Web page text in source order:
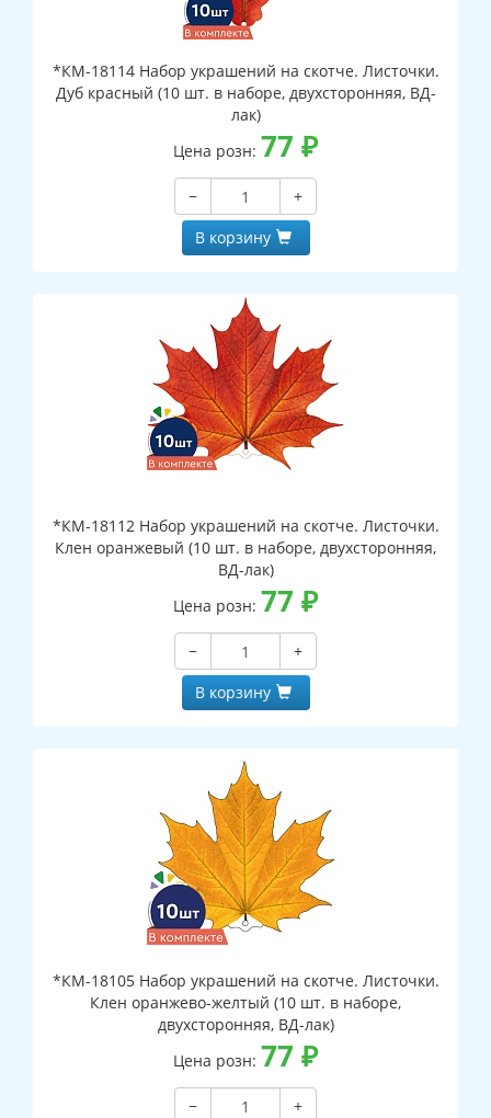
*КМ-18114 Набор украшений на скотче. Листочки.
Дуб красный (10 шт. в наборе, двухсторонняя, ВД-
лак)
Цена розн: 77 ₽
−
+
В корзину
*КМ-18112 Набор украшений на скотче. Листочки.
Клен оранжевый (10 шт. в наборе, двухсторонняя,
ВД-лак)
Цена розн: 77 ₽
−
+
В корзину
*КМ-18105 Набор украшений на скотче. Листочки.
Клен оранжево-желтый (10 шт. в наборе,
двухсторонняя, ВД-лак)
Цена розн: 77 ₽
−
+